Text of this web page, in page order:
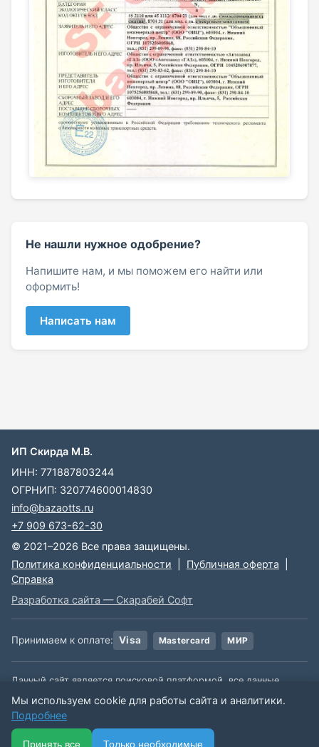
Не нашли нужное одобрение?
Напишите нам, и мы поможем его найти или
оформить!
Написать нам
ИП Скирда М.В.
ИНН: 771887803244
ОГРНИП: 320774600014830
info@bazaotts.ru
+7 909 673-62-30
© 2021–2026 Все права защищены.
Политика конфиденциальности
Публичная оферта
Справка
Разработка сайта — Скарабей Софт
Принимаем к оплате: Visa Mastercard МИР
Данный сайт является поисковой платформой, все данные,
несем ответственности за содержимое данной информации.
🏠 📋 📅
Мы используем cookie для работы сайта и аналитики.
Подробнее
Принять все Только необходимые